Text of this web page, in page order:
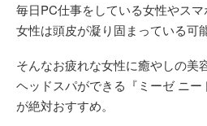
毎日PC仕事をしている女性やス
女性は頭皮が凝り固まっている可
そんなお疲れな女性に癒やしの美
ヘッドスパができる『ミーゼ ニー
が絶対おすすめ。